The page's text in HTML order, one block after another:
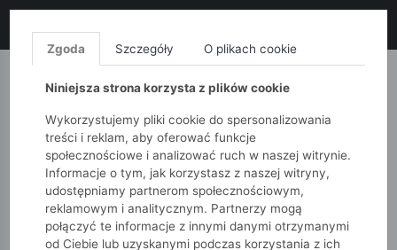
MONNARI QUIOSQUE
Zgoda Szczegóły O plikach cookie
Niniejsza strona korzysta z plików cookie
Wykorzystujemy pliki cookie do spersonalizowania
treści i reklam, aby oferować funkcje
społecznościowe i analizować ruch w naszej witrynie.
Informacje o tym, jak korzystasz z naszej witryny,
udostępniamy partnerom społecznościowym,
reklamowym i analitycznym. Partnerzy mogą
połączyć te informacje z innymi danymi otrzymanymi
od Ciebie lub uzyskanymi podczas korzystania z ich